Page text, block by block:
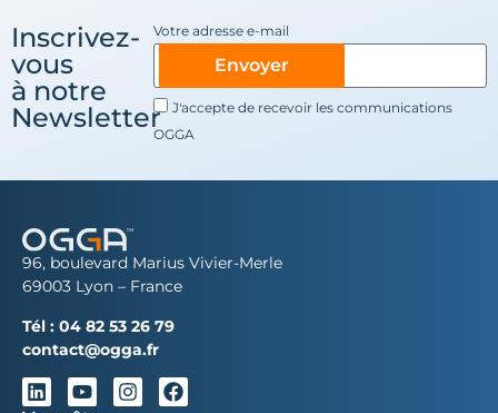
Inscrivez-
vous
à notre
Newsletter
Votre adresse e-mail
J'accepte de recevoir les communications
OGGA
Envoyer
96, boulevard Marius Vivier-Merle
69003 Lyon – France
Tél : 04 82 53 26 79
contact@ogga.fr